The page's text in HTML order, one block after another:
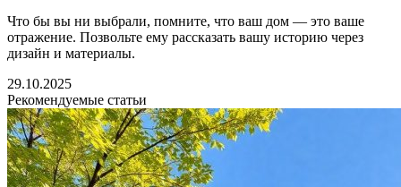
Что бы вы ни выбрали, помните, что ваш дом — это ваше
отражение. Позвольте ему рассказать вашу историю через
дизайн и материалы.
29.10.2025
Рекомендуемые статьи